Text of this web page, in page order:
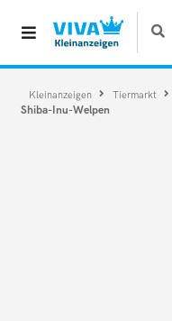
Kleinanzeigen Tiermarkt
Shiba-Inu-Welpen